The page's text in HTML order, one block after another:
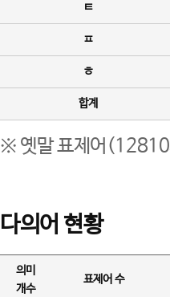
ㅌ
ㅍ
ㅎ
합계
※ 옛말 표제어(12810
다의어 현황
의미
개수
표제어 수